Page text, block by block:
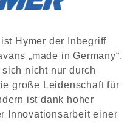
Hymer der Inbegriff
„made in Germany“.
nicht nur durch
große Leidenschaft für
ist dank hoher
Innovationsarbeit einer